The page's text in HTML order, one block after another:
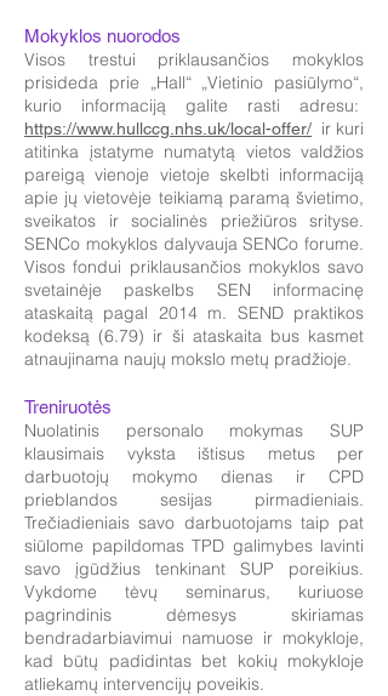
Mokyklos nuorodos
Visos trestui priklausančios mokyklos
prisideda prie „Hall“ „Vietinio pasiūlymo“,
kurio informaciją galite rasti adresu:
https://www.hullccg.nhs.uk/local-offer/ ir kuri
atitinka įstatyme numatytą vietos valdžios
pareigą vienoje vietoje skelbti informaciją
apie jų vietovėje teikiamą paramą švietimo,
sveikatos ir socialinės priežiūros srityse.
SENCo mokyklos dalyvauja SENCo forume.
Visos fondui priklausančios mokyklos savo
svetainėje paskelbs SEN informacinę
ataskaitą pagal 2014 m. SEND praktikos
kodeksą (6.79) ir ši ataskaita bus kasmet
atnaujinama naujų mokslo metų pradžioje.
Treniruotės
Nuolatinis personalo mokymas SUP
klausimais vyksta ištisus metus per
darbuotojų mokymo dienas ir CPD
prieblandos sesijas pirmadieniais.
Trečiadieniais savo darbuotojams taip pat
siūlome papildomas TPD galimybes lavinti
savo įgūdžius tenkinant SUP poreikius.
Vykdome tėvų seminarus, kuriuose
pagrindinis dėmesys skiriamas
bendradarbiavimui namuose ir mokykloje,
kad būtų padidintas bet kokių mokykloje
atliekamų intervencijų poveikis.